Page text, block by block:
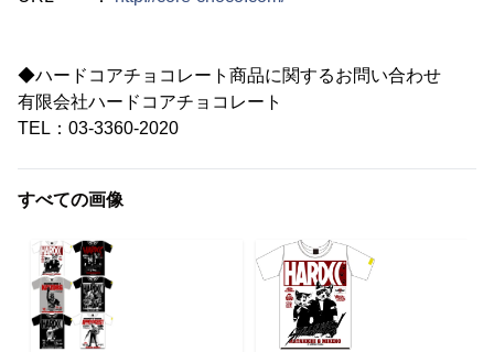
◆ハードコアチョコレート商品に関するお問い合わせ
有限会社ハードコアチョコレート
TEL：03-3360-2020
すべての画像